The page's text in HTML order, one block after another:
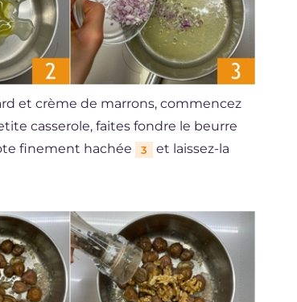
et crème de marrons, commencez
casserole, faites fondre le beurre
finement hachée 3
et laissez-la